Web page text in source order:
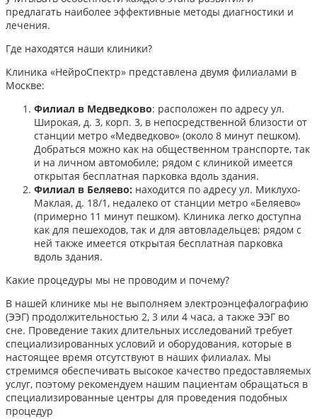
предлагать наиболее эффективные методы диагностики и
лечения.​
Где находятся наши клиники?
Клиника «НейроСпектр» представлена двумя филиалами в
Москве:​
Филиал в Медведково: расположен по адресу ул.
Широкая, д. 3, корп. 3, в непосредственной близости от
станции метро «Медведково» (около 8 минут пешком).
Добраться можно как на общественном транспорте, так
и на личном автомобиле; рядом с клиникой имеется
открытая бесплатная парковка вдоль здания.
Филиал в Беляево: находится по адресу ул. Миклухо-
Маклая, д. 18/1, недалеко от станции метро «Беляево»
(примерно 11 минут пешком). Клиника легко доступна
как для пешеходов, так и для автовладельцев; рядом с
ней также имеется открытая бесплатная парковка
вдоль здания.
Какие процедуры мы не проводим и почему?
В нашей клинике мы не выполняем электроэнцефалографию
(ЭЭГ) продолжительностью 2, 3 или 4 часа, а также ЭЭГ во
сне. Проведение таких длительных исследований требует
специализированных условий и оборудования, которые в
настоящее время отсутствуют в наших филиалах. Мы
стремимся обеспечивать высокое качество предоставляемых
услуг, поэтому рекомендуем нашим пациентам обращаться в
специализированные центры для проведения подобных
процедур